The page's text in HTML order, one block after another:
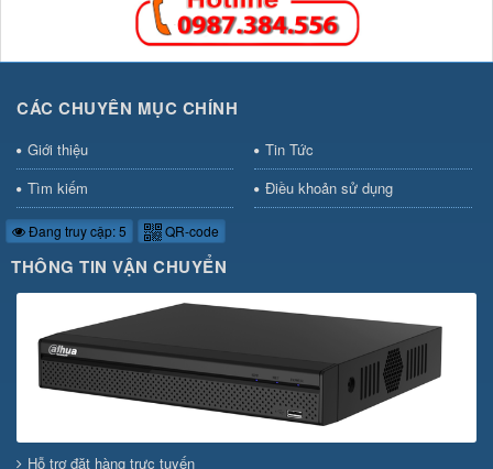
CÁC CHUYÊN MỤC CHÍNH
Giới thiệu
Tin Tức
Tìm kiếm
Điều khoản sử dụng
Đang truy cập: 5 QR-code
THÔNG TIN VẬN CHUYỂN
Hỗ trợ đặt hàng trực tuyến